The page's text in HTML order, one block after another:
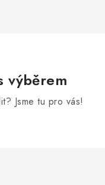
výběrem
Jsme tu pro vás!